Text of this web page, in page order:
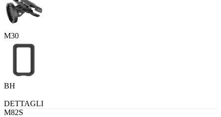
M30
BH
DETTAGLI
M82S